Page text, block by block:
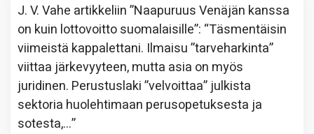
J. V. Vahe artikkeliin”Naapuruus Venäjän kanssa
on kuin lottovoitto suomalaisille”: “Täsmentäisin
viimeistä kappalettani. Ilmaisu ”tarveharkinta”
viittaa järkevyyteen, mutta asia on myös
juridinen. Perustuslaki ”velvoittaa” julkista
sektoria huolehtimaan perusopetuksesta ja
sotesta,…”